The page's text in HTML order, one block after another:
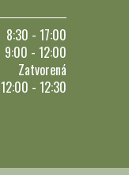
8:30 - 17:00
9:00 - 12:00
Zatvorená
12:00 - 12:30